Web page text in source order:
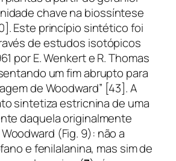
chave na biossíntese
Este princípio sintético foi
de estudos isotópicos
por E. Wenkert e R. Thomas
um fim abrupto para
de Woodward” [43]. A
sintetiza estricnina de uma
daquela originalmente
(Fig. 9): não a
e fenilalanina, mas sim de